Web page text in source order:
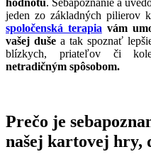
hodnotu. Sebapoznanie a
jeden zo základných pilierov
spoločenská terapia vám
vašej duše a tak spoznať
blízkych, priateľov či
netradičným spôsobom.
Prečo je
našej kartovej hry,